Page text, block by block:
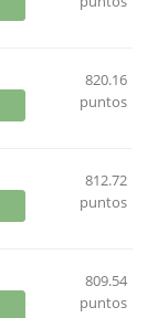
820.16
puntos
812.72
puntos
809.54
puntos